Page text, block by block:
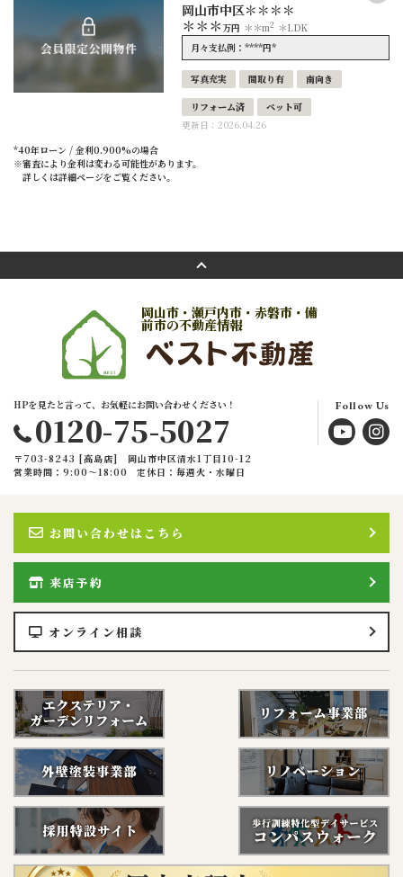
岡山市中区＊＊＊＊
＊＊＊万円 ＊＊m2 ＊LDK
月々支払例：****円*
写真充実 間取り有 南向き
リフォーム済
ペット可
更新日：2026.04.26
*40年ローン / 金利0.900%の場合
※審査により金利は変わる可能性があります。
詳しくは詳細ページをご覧ください。
岡山市・瀬戸内市・赤磐市・備
前市の不動産情報
HPを見たと言って、お気軽にお問い合わせください！
0120-75-5027
Follow Us
〒703-8243 [高島店] 岡山市中区清水1丁目10-12
営業時間：9:00〜18:00
定休日：毎週火・水曜日
お問い合わせはこちら
来店予約
オンライン相談